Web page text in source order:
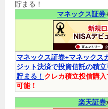
貯まる！
マネックス証券
マネックス証券+マネックス
ジット決済で投資信託の積
貯まる！ クレカ積立投信購
可能！
楽天証券